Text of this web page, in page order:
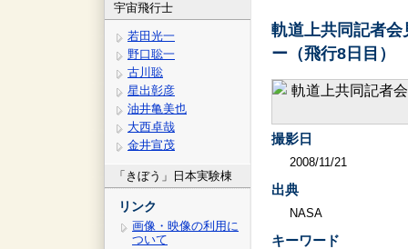
宇宙飛行士
若田光一
野口聡一
古川聡
星出彰彦
油井亀美也
大西卓哉
金井宣茂
「きぼう」日本実験棟
リンク
画像・映像の利用に
ついて
軌道上共同記者
ー（飛行8日目）
撮影日
2008/11/21
出典
NASA
キーワード